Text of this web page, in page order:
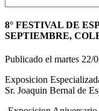
8° FESTIVAL DE
SEPTIEMBRE,
Publicado el martes 22/
Exposicion
Sr. Joaquin Bernal de